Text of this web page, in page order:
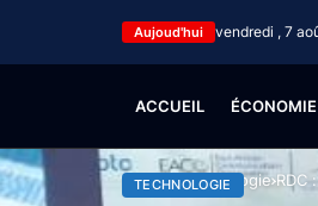
Aujoud'hui vendredi , 7
ACCUEIL ÉCONOMIE
Accueil Technologie RDC
TECHNOLOGIE